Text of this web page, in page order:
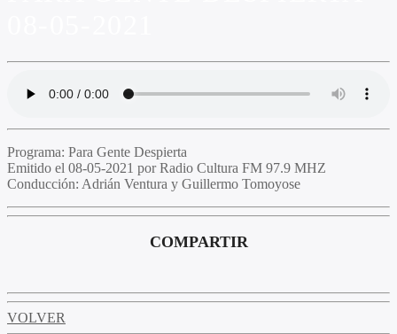
Programa: Para Gente Despierta
Emitido el 08-05-2021 por Radio Cultura FM 97.9 MHZ
Conducción: Adrián Ventura y Guillermo Tomoyose
COMPARTIR
VOLVER